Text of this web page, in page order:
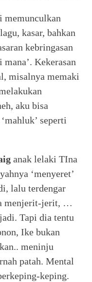
memunculkan
kasar, bahkan
kebringasan
Kekerasan
misalnya memaki
aku bisa
seperti
anak lelaki TIna
‘menyeret’
lalu terdengar
menjerit-jerit, …
Tapi dia tentu
Ike bukan
meninju
patah. Mental
keping.